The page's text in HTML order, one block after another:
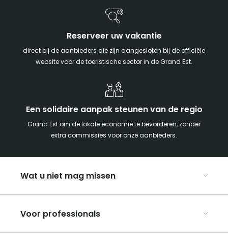
Reserveer uw vakantie
direct bij de aanbieders die zijn aangesloten bij de officiële
website voor de toeristische sector in de Grand Est.
Een solidaire aanpak steunen van de regio
Grand Est om de lokale economie te bevorderen, zonder
extra commissies voor onze aanbieders.
Wat u niet mag missen
Met z’n tweeën
Kerst in Oost-Frankrijk
Voor professionals